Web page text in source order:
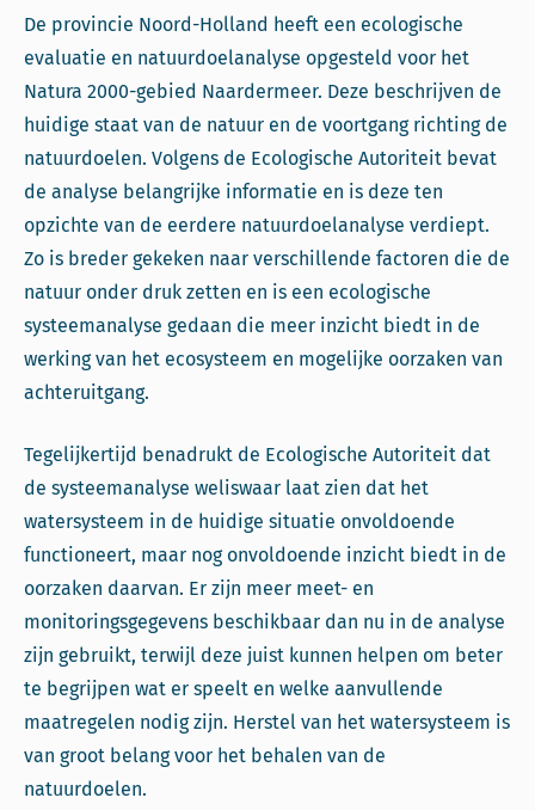
De provincie Noord-Holland heeft een ecologische
evaluatie en natuurdoelanalyse opgesteld voor het
Natura 2000-gebied Naardermeer. Deze beschrijven de
huidige staat van de natuur en de voortgang richting de
natuurdoelen. Volgens de Ecologische Autoriteit bevat
de analyse belangrijke informatie en is deze ten
opzichte van de eerdere natuurdoelanalyse verdiept.
Zo is breder gekeken naar verschillende factoren die de
natuur onder druk zetten en is een ecologische
systeemanalyse gedaan die meer inzicht biedt in de
werking van het ecosysteem en mogelijke oorzaken van
achteruitgang.
Tegelijkertijd benadrukt de Ecologische Autoriteit dat
de systeemanalyse weliswaar laat zien dat het
watersysteem in de huidige situatie onvoldoende
functioneert, maar nog onvoldoende inzicht biedt in de
oorzaken daarvan. Er zijn meer meet- en
monitoringsgegevens beschikbaar dan nu in de analyse
zijn gebruikt, terwijl deze juist kunnen helpen om beter
te begrijpen wat er speelt en welke aanvullende
maatregelen nodig zijn. Herstel van het watersysteem is
van groot belang voor het behalen van de
natuurdoelen.